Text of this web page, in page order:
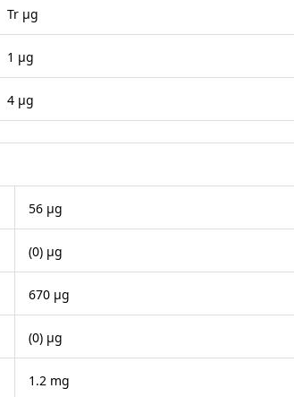
Tr μg
1 μg
4 μg
56 μg
(0) μg
670 μg
(0) μg
1.2 mg